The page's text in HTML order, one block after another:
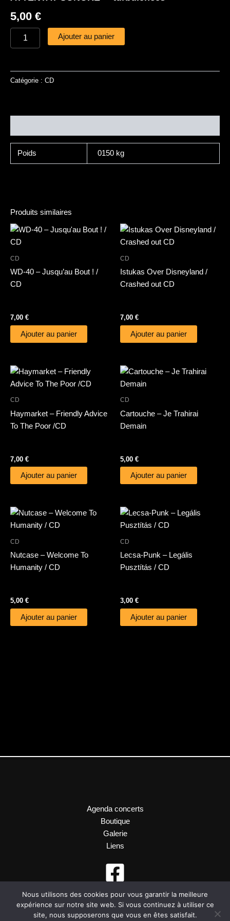
5,00 €
Ajouter au panier
Catégorie : CD
Poids 0150 kg
Produits similaires
CD
WD-40 – Jusqu’au Bout ! /
CD
7,00 €
Ajouter au panier
CD
Istukas Over Disneyland /
Crashed out CD
7,00 €
Ajouter au panier
CD
Haymarket – Friendly Advice
To The Poor /CD
7,00 €
Ajouter au panier
CD
Cartouche – Je Trahirai
Demain
5,00 €
Ajouter au panier
CD
Nutcase – Welcome To
Humanity / CD
5,00 €
Ajouter au panier
CD
Lecsa-Punk – Legális
Pusztítás / CD
3,00 €
Ajouter au panier
Agenda concerts
Boutique
Galerie
Liens
Nous utilisons des cookies pour vous garantir la meilleure
expérience sur notre site web. Si vous continuez à utiliser ce
site, nous supposerons que vous en êtes satisfait.